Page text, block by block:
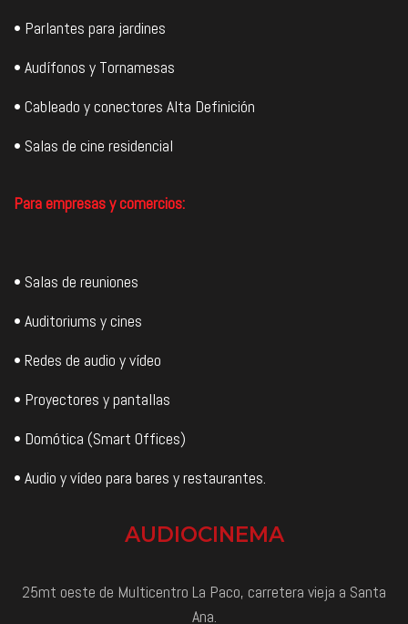
• Parlantes para jardines
• Audífonos y Tornamesas
• Cableado y conectores Alta Definición
• Salas de cine residencial
Para empresas y comercios:
• Salas de reuniones
• Auditoriums y cines
• Redes de audio y vídeo
• Proyectores y pantallas
• Domótica (Smart Offices)
• Audio y vídeo para bares y restaurantes.
AUDIOCINEMA
25mt oeste de Multicentro La Paco, carretera vieja a Santa
Ana.